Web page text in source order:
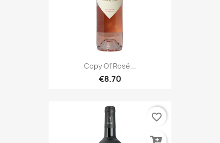
Copy Of Rosé...
€8.70
favorite_border